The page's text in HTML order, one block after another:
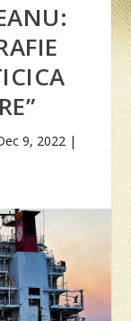
9, 2022|